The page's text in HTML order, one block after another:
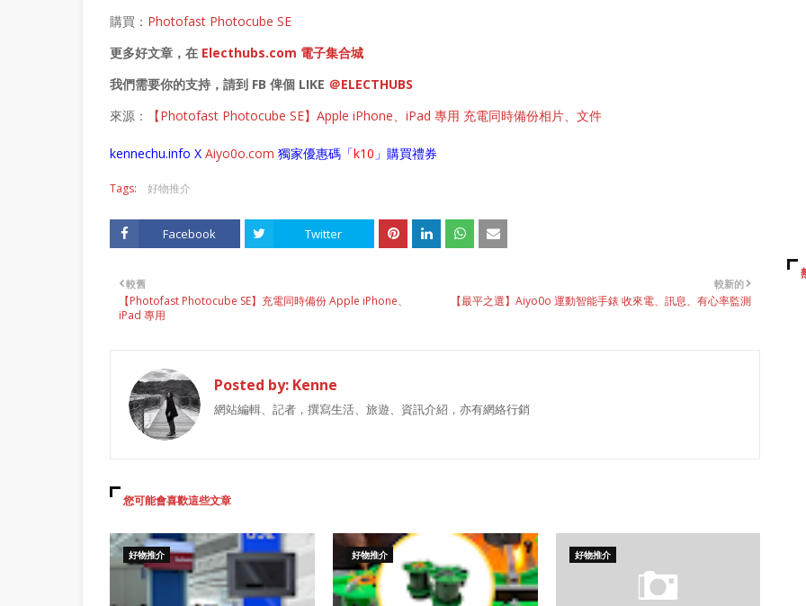
購買： Photofast Photocube SE
更多好文章，在 Electhubs.com 電子集合城
我們需要你的支持，請到 FB 俾個 LIKE ＠ELECTHUBS
來源：
【Photofast Photocube SE】Apple iPhone、iPad 專用 充電同時備份相片、文件
kennechu.info X Aiyo0o.com 獨家優惠碼「k10 」購買禮券
Tags: 好物推介
Facebook Twitter
較新的
【最平之選】Aiyo0o 運動智能手錶 收來電、訊息、有心率監測
較舊
【Photofast Photocube SE】充電同時備份 Apple iPhone、
iPad 專用
Posted by: Kenne
網站編輯、記者，撰寫生活、旅遊、資訊介紹，亦有網絡行銷
您可能會喜歡這些文章
好物推介 好物推介 好物推介